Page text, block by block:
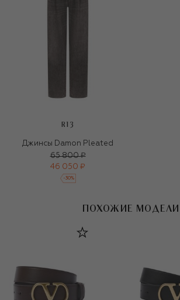
R13
Джинсы Damon Pleated
65 800 ₽
46 050 ₽
-30%
ПОХОЖИЕ МОДЕЛИ